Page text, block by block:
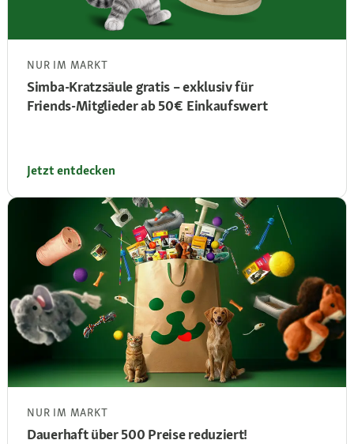
NUR IM MARKT
Simba‑Kratzsäule gratis – exklusiv für
Friends‑Mitglieder ab 50 € Einkaufswert
Jetzt entdecken
NUR IM MARKT
Dauerhaft über 500 Preise reduziert!